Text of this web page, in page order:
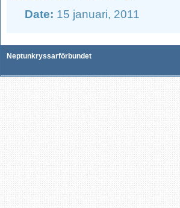
Date: 15 januari, 2011
Neptunkryssarförbundet